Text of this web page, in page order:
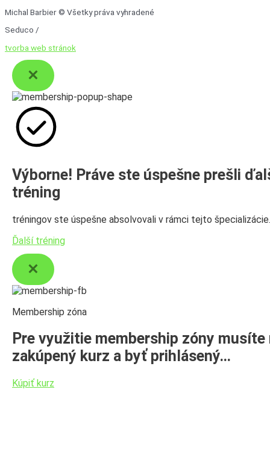
Michal Barbier © Všetky práva vyhradené
Seduco /
tvorba web stránok
Výborne! Práve ste úspešne prešli
tréning
tréningov ste úspešne absolvovali v rámci tejto špecializácie.
Ďalší tréning
Membership zóna
Pre využitie membership zóny musíte
zakúpený kurz a byť prihlásený…
Kúpiť kurz